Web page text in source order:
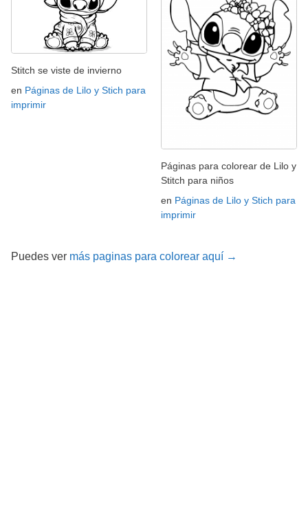
Stitch se viste de invierno
en Páginas de Lilo y Stich para
imprimir
Páginas para colorear de Lilo y
Stitch para niños
en Páginas de Lilo y Stich para
imprimir
Puedes ver más paginas para colorear aquí →